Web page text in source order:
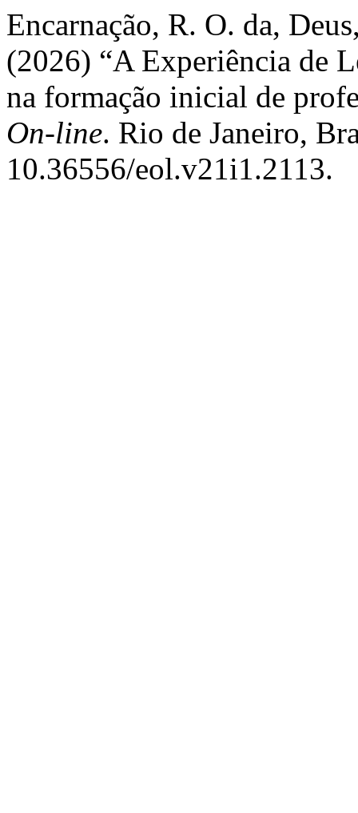
Encarnação, R. O. da,
(2026) “A Experiência de
na formação inicial de
On-line. Rio de Janeiro,
10.36556/eol.v21i1.2113.